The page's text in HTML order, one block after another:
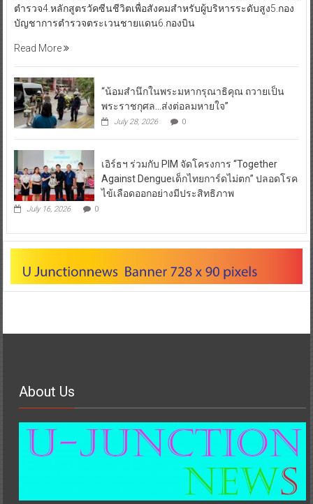
ตำรวจ4.หลักสูตรวัคซีนชีวิตเพื่อสังคมสำหรับผู้บริหารระดับสูง5.กอง
บัญชาการตำรวจตระเวนชายแดน6.กองบิน
Read More
“น้อมสำนึกในพระมหากรุณาธิคุณ ถวายเป็น
พระราชกุศล…ส่งต่อลมหายใจ”
July 28, 2026 0
เอิร์ธฯ ร่วมกับ PIM จัดโครงการ “Together
Against Dengueเด็กไทยการ์ดไม่ตก” ปลอดโรค
ไข้เลือดออกอย่างมีประสิทธิภาพ
July 16, 2026 0
About Us